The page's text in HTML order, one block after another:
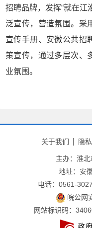
招聘品牌，发挥“就在江
泛宣传，营造氛围。采
宣传手册、安徽公共招
策宣传，通过多层次、
业氛围。
关于我们 隐
主办：淮
地址：安
电话：0561-
皖公网
网站标识码：